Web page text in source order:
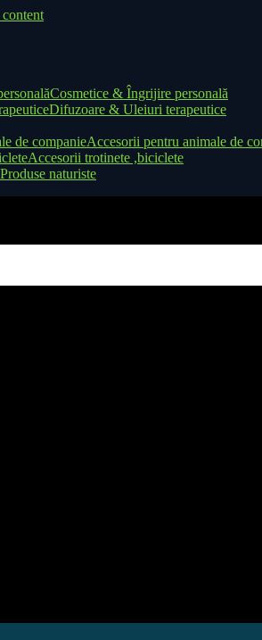
Cosmetice & Îngrijire personală
Difuzoare & Uleiuri terapeutice
Accesorii pentru animale de
Accesorii trotinete ,biciclete
naturiste